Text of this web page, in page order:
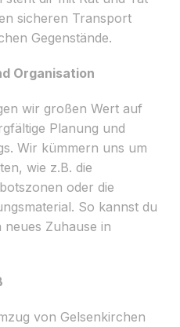
sicheren Transport
Gegenstände.
Organisation
wir großen Wert auf
Planung und
Wir kümmern uns um
wie z.B. die
oder die
So kannst du
Zuhause in
von Gelsenkirchen